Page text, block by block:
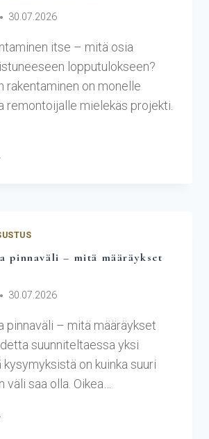
30.07.2026
itse – mitä osia
lopputulokseen?
rakentaminen on monelle
remontoijalle mielekäs projekti.
pinnaväli – mitä määräykset
30.07.2026
pinnaväli – mitä määräykset
suunniteltaessa yksi
on kuinka suuri
väli saa olla. Oikea…